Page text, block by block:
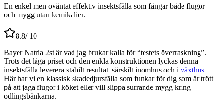
En enkel men oväntat effektiv insektsfälla som fångar både flugor
och mygg utan kemikalier.
8.8/ 10
Bayer Natria 2st är vad jag brukar kalla för “testets överraskning”.
Trots det låga priset och den enkla konstruktionen lyckas denna
insektsfälla leverera stabilt resultat, särskilt inomhus och i växthus.
Här har vi en klassisk skadedjursfälla som funkar för dig som är trött
på att jaga flugor i köket eller vill slippa surrande mygg kring
odlingsbänkarna.